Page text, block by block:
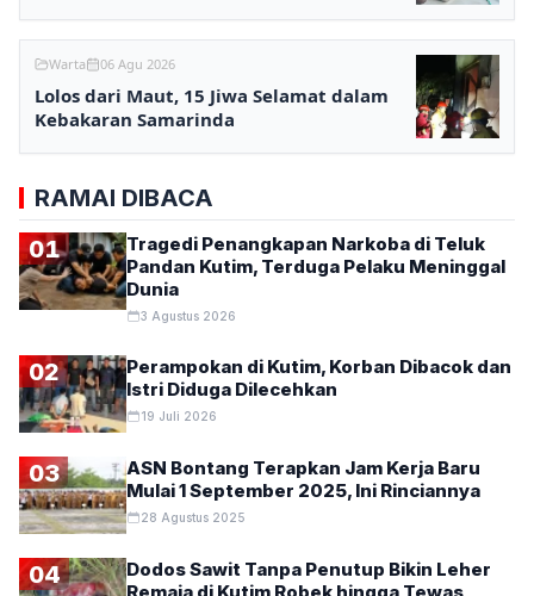
Warta 06 Agu 2026
Lolos dari Maut, 15 Jiwa Selamat dalam
Kebakaran Samarinda
RAMAI DIBACA
01
Tragedi Penangkapan Narkoba di Teluk
Pandan Kutim, Terduga Pelaku Meninggal
Dunia
3 Agustus 2026
02
Perampokan di Kutim, Korban Dibacok dan
Istri Diduga Dilecehkan
19 Juli 2026
03
ASN Bontang Terapkan Jam Kerja Baru
Mulai 1 September 2025, Ini Rinciannya
28 Agustus 2025
04
Dodos Sawit Tanpa Penutup Bikin Leher